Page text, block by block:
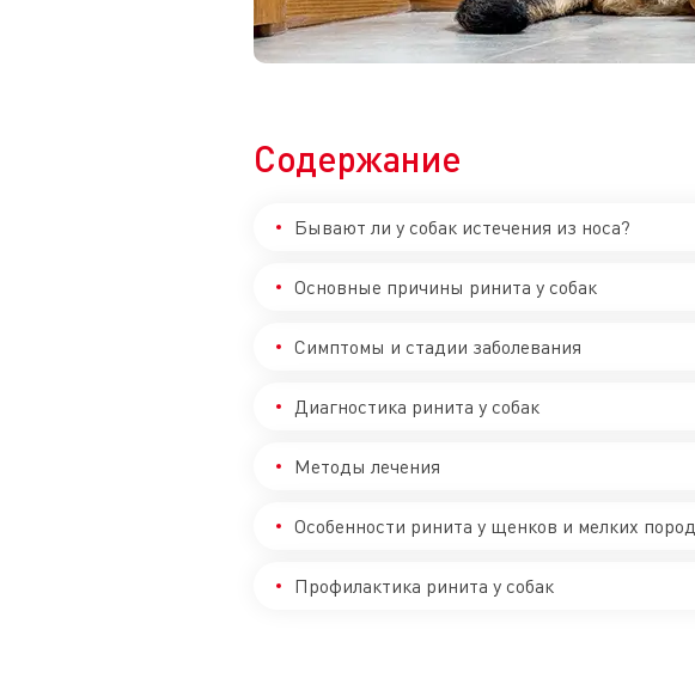
Содержание
Бывают ли у собак истечения из носа?
Основные причины ринита у собак
Симптомы и стадии заболевания
Диагностика ринита у собак
Методы лечения
Особенности ринита у щенков и мелких пород
Профилактика ринита у собак